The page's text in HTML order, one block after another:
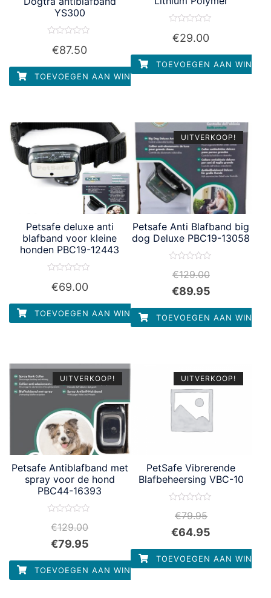
YS300
5
€87.50
TOEVOEGEN AAN WINKELWAGEN
0
5
€29.00
TOEVOEGEN AAN
Petsafe deluxe anti
blafband voor kleine
honden PBC19-12443
0
5
€69.00
TOEVOEGEN AAN WINKELWAGEN
UITVERKOOP!
Petsafe Anti Blafband big
dog Deluxe PBC19-13058
0
5
€129.00
€89.95
TOEVOEGEN AAN
UITVERKOOP!
Petsafe Antiblafband met
spray voor de hond
PBC44-16393
0
5
€129.00
€79.95
TOEVOEGEN AAN WINKELWAGEN
UITVERKOOP!
PetSafe Vibrerende
Blafbeheersing VBC-10
5
€79.95
€64.95
TOEVOEGEN AAN